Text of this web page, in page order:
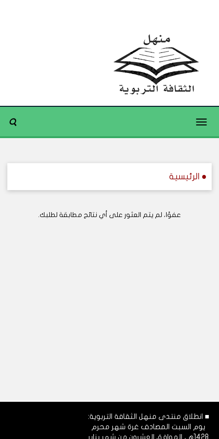
Toggle
● الرئيسية
عفوًا، لم يتم العثور على أي نتائج مطابقة لطلبك.
■ انطلاق منتدى منهل الثقافة التربوية:
يوم السبت المصادف غرة شهر محرم
1428هـ، الموافق العشرون من شهر يناير